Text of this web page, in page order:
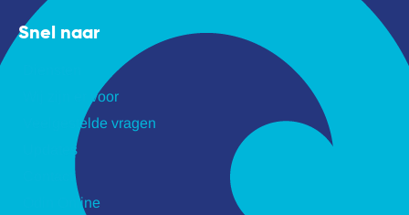
Snel naar
Wij zijn er voor
Veelgestelde vragen
Updates
Odin Online